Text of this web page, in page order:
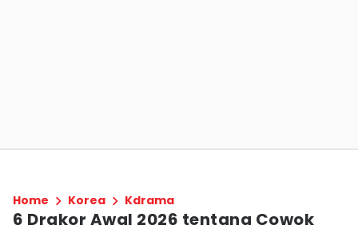
Home Korea Kdrama
6 Drakor Awal 2026 tentang Cowok